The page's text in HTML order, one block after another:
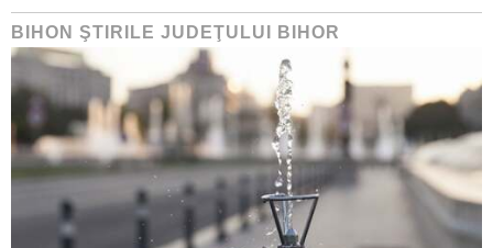
BIHON ŞTIRILE JUDEŢULUI BIHOR